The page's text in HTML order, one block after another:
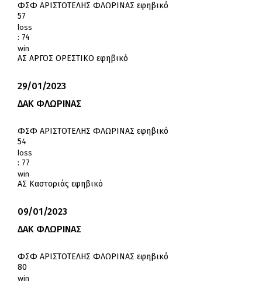
ΦΣΦ ΑΡΙΣΤΟΤΕΛΗΣ ΦΛΩΡΙΝΑΣ εφηβικό
57
loss
: 74
win
ΑΣ ΑΡΓΟΣ ΟΡΕΣΤΙΚΟ εφηβικό
29/01/2023
ΔΑΚ ΦΛΩΡΙΝΑΣ
ΦΣΦ ΑΡΙΣΤΟΤΕΛΗΣ ΦΛΩΡΙΝΑΣ εφηβικό
54
loss
: 77
win
ΑΣ Καστοριάς εφηβικό
09/01/2023
ΔΑΚ ΦΛΩΡΙΝΑΣ
ΦΣΦ ΑΡΙΣΤΟΤΕΛΗΣ ΦΛΩΡΙΝΑΣ εφηβικό
80
win